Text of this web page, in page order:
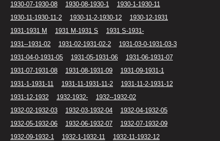
1930-07-1930-08
1930-08-1930-1
1930-1-1930-11
1930-11-1930-11-2
1930-11-2-1930-12
1930-12-1931
1931-1931 M
1931 M-1931 S
1931 S-1931-
1931--1931-02
1931-02-1931-02-2
1931-03-0-1931-03-3
1931-04-0-1931-05
1931-05-1931-06
1931-06-1931-07
1931-07-1931-08
1931-08-1931-09
1931-09-1931-1
1931-1-1931-11
1931-11-1931-11-2
1931-11-2-1931-12
1931-12-1932
1932-1932-
1932--1932-02
1932-02-1932-03
1932-03-1932-04
1932-04-1932-05
1932-05-1932-06
1932-06-1932-07
1932-07-1932-09
1932-09-1932-1
1932-1-1932-11
1932-11-1932-12